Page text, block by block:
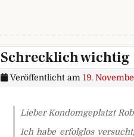
Schrecklich wichtig
Veröffentlicht am 19.
Lieber Kondomgeplatzt
Ich habe erfolglos